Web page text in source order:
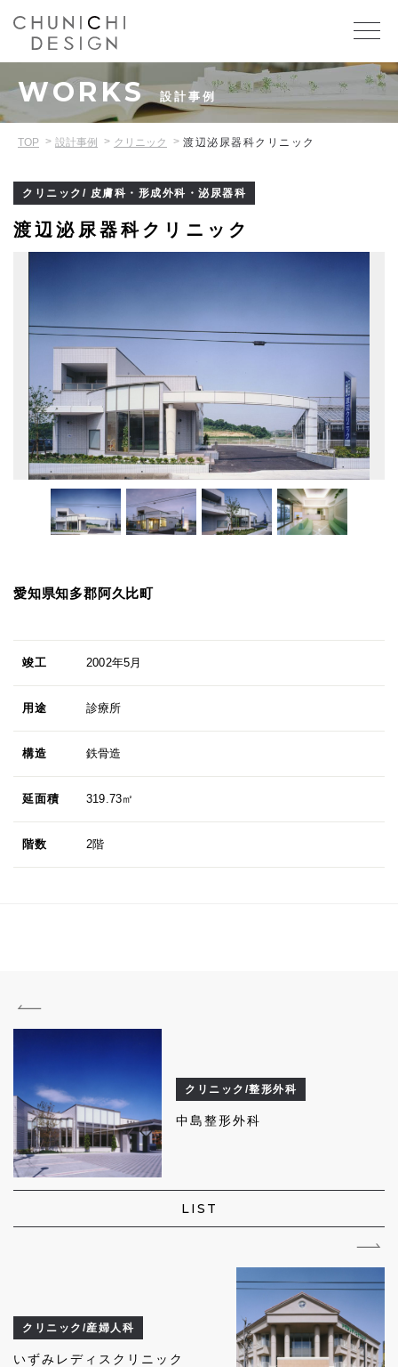
WORKS 設計事例
TOP 設計事例 クリニック 渡辺泌尿器科クリニック
クリニック/ 皮膚科・形成外科・泌尿器科
渡辺泌尿器科クリニック
愛知県知多郡阿久比町
竣工 2002年5月
用途 診療所
構造 鉄骨造
延面積 319.73㎡
階数 2階
クリニック/整形外科
中島整形外科
LIST
クリニック/産婦人科
いずみレディスクリニック